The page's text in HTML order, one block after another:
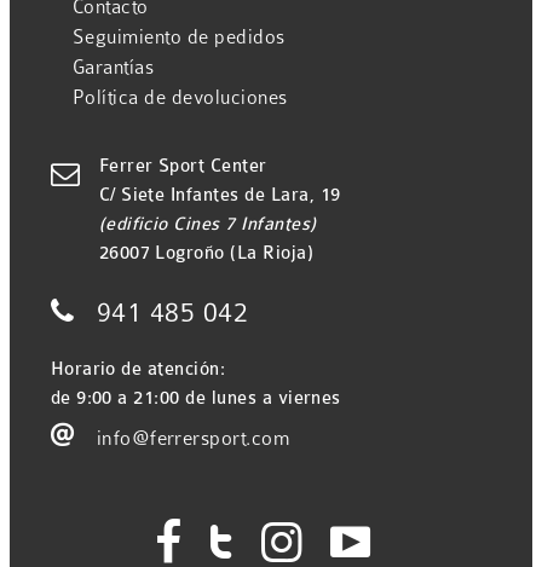
Contacto
Seguimiento de pedidos
Garantías
Política de devoluciones

Ferrer Sport Center
C/ Siete Infantes de Lara, 19
(edificio Cines 7 Infantes)
26007 Logroño (La Rioja)
 941 485 042
Horario de atención:
de 9:00 a 21:00 de lunes a viernes
 info@ferrersport.com
   